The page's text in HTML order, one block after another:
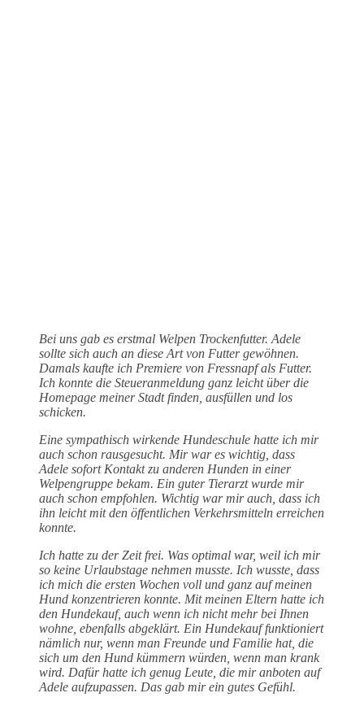
Bei uns gab es erstmal Welpen Trockenfutter. Adele
sollte sich auch an diese Art von Futter gewöhnen.
Damals kaufte ich Premiere von Fressnapf als Futter.
Ich konnte die Steueranmeldung ganz leicht über die
Homepage meiner Stadt finden, ausfüllen und los
schicken.
Eine sympathisch wirkende Hundeschule hatte ich mir
auch schon rausgesucht. Mir war es wichtig, dass
Adele sofort Kontakt zu anderen Hunden in einer
Welpengruppe bekam. Ein guter Tierarzt wurde mir
auch schon empfohlen. Wichtig war mir auch, dass ich
ihn leicht mit den öffentlichen Verkehrsmitteln erreichen
konnte.
Ich hatte zu der Zeit frei. Was optimal war, weil ich mir
so keine Urlaubstage nehmen musste. Ich wusste, dass
ich mich die ersten Wochen voll und ganz auf meinen
Hund konzentrieren konnte. Mit meinen Eltern hatte ich
den Hundekauf, auch wenn ich nicht mehr bei Ihnen
wohne, ebenfalls abgeklärt. Ein Hundekauf funktioniert
nämlich nur, wenn man Freunde und Familie hat, die
sich um den Hund kümmern würden, wenn man krank
wird. Dafür hatte ich genug Leute, die mir anboten auf
Adele aufzupassen. Das gab mir ein gutes Gefühl.